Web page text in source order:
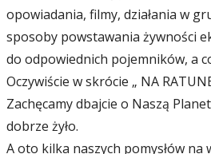
ODDZIAŁY
NASZEJ SZKOLE
SEKRETARIAT
opowiadania, filmy, działania w
sposoby powstawania żywności
do odpowiednich pojemników, a
Oczywiście w skrócie „ NA
Zachęcamy dbajcie o Naszą
dobrze żyło.
A oto kilka naszych pomysłów